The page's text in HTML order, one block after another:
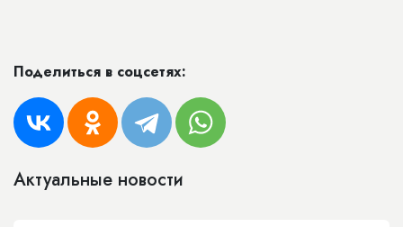
Поделиться в соцсетях:
Актуальные новости